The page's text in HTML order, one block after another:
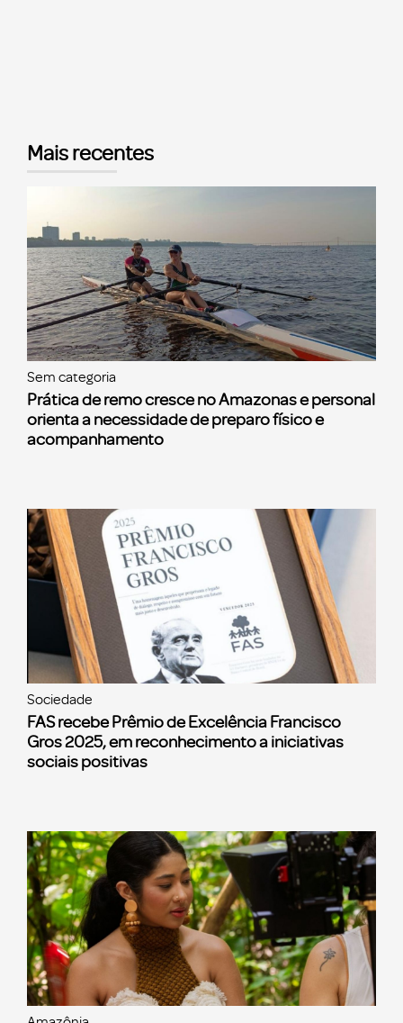
Mais recentes
Sem categoria
Prática de remo cresce no Amazonas e personal
orienta a necessidade de preparo físico e
acompanhamento
Sociedade
FAS recebe Prêmio de Excelência Francisco
Gros 2025, em reconhecimento a iniciativas
sociais positivas